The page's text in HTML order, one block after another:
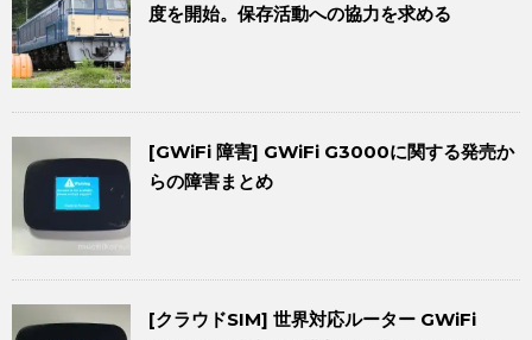
度を開始。保存活動への協力を求める
[GWiFi 障害] GWiFi G3000に関する発売か
らの障害まとめ
[クラウドSIM] 世界対応ルーター GWiFi